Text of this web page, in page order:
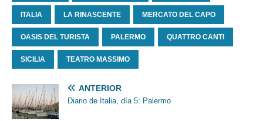
ITALIA LA RINASCENTE MERCATO DEL CAPO
OASIS DEL TURISTA PALERMO QUATTRO CANTI
SICILIA TEATRO MASSIMO
ANTERIOR
Diario de Italia, día 5: Palermo